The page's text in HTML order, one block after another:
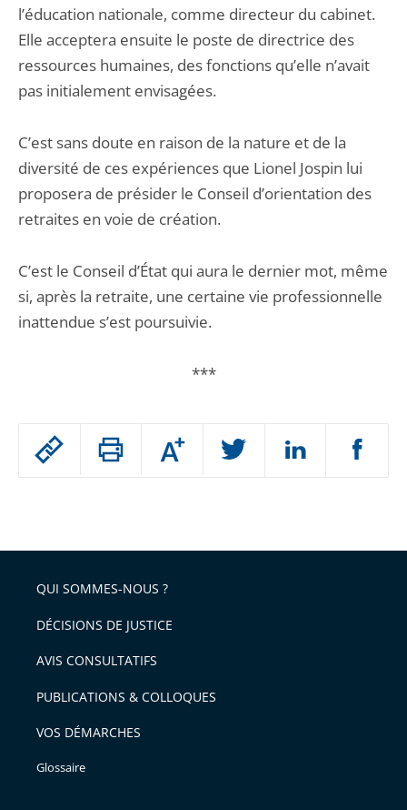
Passer
arriver
Augmenter
ou
l'article
pour
avant
l’éducation nationale, comme directeur du cabinet.
Elle acceptera ensuite le poste de directrice des
ressources humaines, des fonctions qu’elle n’avait
pas initialement envisagées.
C’est sans doute en raison de la nature et de la
diversité de ces expériences que Lionel Jospin lui
proposera de présider le Conseil d’orientation des
retraites en voie de création.
C’est le Conseil d’État qui aura le dernier mot, même
si, après la retraite, une certaine vie professionnelle
inattendue s’est poursuivie.
***
QUI SOMMES-NOUS ?
DÉCISIONS DE JUSTICE
AVIS CONSULTATIFS
PUBLICATIONS & COLLOQUES
VOS DÉMARCHES
Glossaire